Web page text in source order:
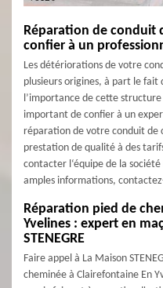
Réparation de conduit
confier à un
Les détériorations de votre
plusieurs origines, à part le fait
l’importance de cette
important de confier à un
réparation de votre conduit de
prestation de qualité à des
contacter l‘équipe de la société
amples informations,
Réparation pied de
Yvelines : expert en
STENEGRE
Faire appel à La Maison
cheminée à Clairefontaine En